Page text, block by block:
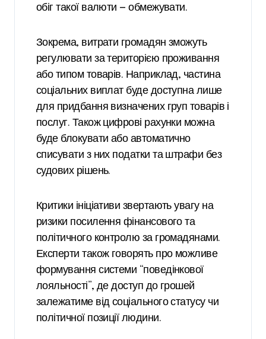
обіг такої валюти — обмежувати.
Зокрема, витрати громадян зможуть
регулювати за територією проживання
або типом товарів. Наприклад, частина
соціальних виплат буде доступна лише
для придбання визначених груп товарів і
послуг. Також цифрові рахунки можна
буде блокувати або автоматично
списувати з них податки та штрафи без
судових рішень.
Критики ініціативи звертають увагу на
ризики посилення фінансового та
політичного контролю за громадянами.
Експерти також говорять про можливе
формування системи “поведінкової
лояльності”, де доступ до грошей
залежатиме від соціального статусу чи
політичної позиції людини.